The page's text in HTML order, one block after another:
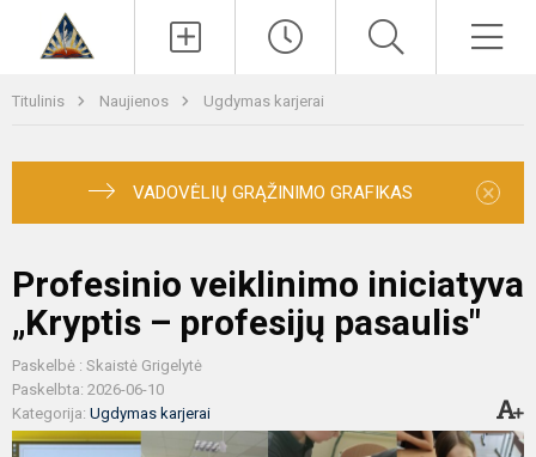
Titulinis Naujienos Ugdymas karjerai
VADOVĖLIŲ GRĄŽINIMO GRAFIKAS ×
Profesinio veiklinimo iniciatyva
„Kryptis – profesijų pasaulis"
Paskelbė : Skaistė Grigelytė
Paskelbta: 2026-06-10
Kategorija: Ugdymas karjerai